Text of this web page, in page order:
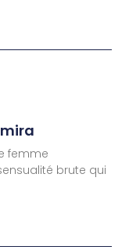
femme
brute qui